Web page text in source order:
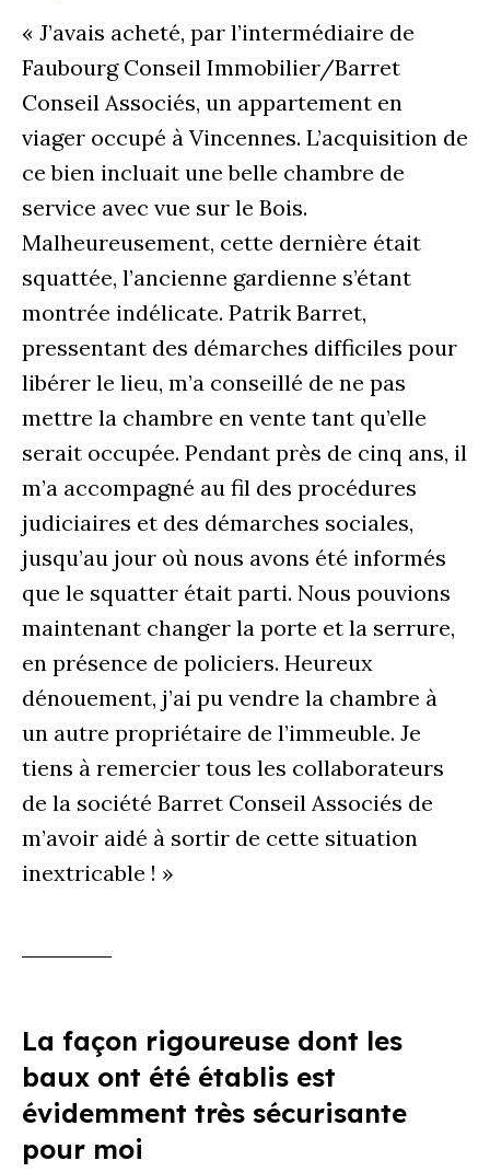
« J’avais acheté, par l’intermédiaire de
Faubourg Conseil Immobilier/Barret
Conseil Associés, un appartement en
viager occupé à Vincennes. L’acquisition de
ce bien incluait une belle chambre de
service avec vue sur le Bois.
Malheureusement, cette dernière était
squattée, l’ancienne gardienne s’étant
montrée indélicate. Patrik Barret,
pressentant des démarches difficiles pour
libérer le lieu, m’a conseillé de ne pas
mettre la chambre en vente tant qu’elle
serait occupée. Pendant près de cinq ans, il
m’a accompagné au fil des procédures
judiciaires et des démarches sociales,
jusqu’au jour où nous avons été informés
que le squatter était parti. Nous pouvions
maintenant changer la porte et la serrure,
en présence de policiers. Heureux
dénouement, j’ai pu vendre la chambre à
un autre propriétaire de l’immeuble. Je
tiens à remercier tous les collaborateurs
de la société Barret Conseil Associés de
m’avoir aidé à sortir de cette situation
inextricable ! »
La façon rigoureuse dont les
baux ont été établis est
évidemment très sécurisante
pour moi